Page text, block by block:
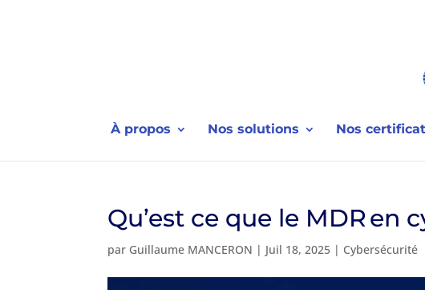
À propos Nos solutions Nos
Qu’est ce que le MDR en
par Guillaume MANCERON | Juil 18, 2025 | Cybersécurité